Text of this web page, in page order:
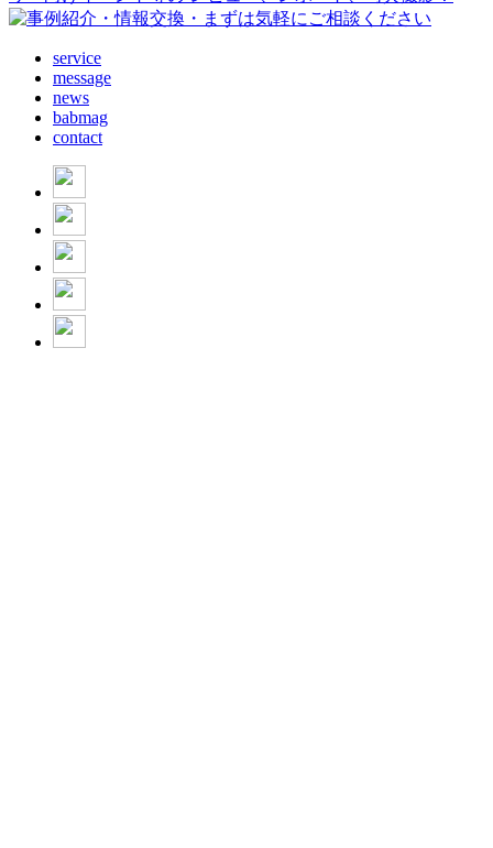
service
message
news
babmag
contact